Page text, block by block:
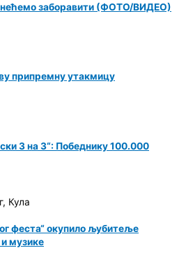
нећемо заборавити (ФОТО/ВИДЕО)
припремну утакмицу
3 на 3“: Победнику 100.000
, Кула
феста“ окупило љубитеље
и музике